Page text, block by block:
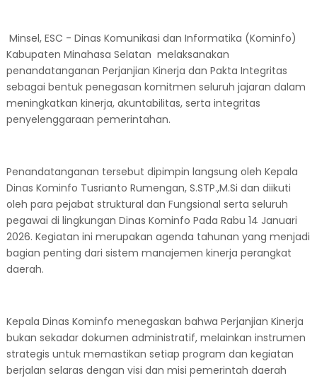
Minsel, ESC - Dinas Komunikasi dan Informatika (Kominfo)
Kabupaten Minahasa Selatan melaksanakan
penandatanganan Perjanjian Kinerja dan Pakta Integritas
sebagai bentuk penegasan komitmen seluruh jajaran dalam
meningkatkan kinerja, akuntabilitas, serta integritas
penyelenggaraan pemerintahan.
Penandatanganan tersebut dipimpin langsung oleh Kepala
Dinas Kominfo Tusrianto Rumengan, S.STP.,M.Si dan diikuti
oleh para pejabat struktural dan Fungsional serta seluruh
pegawai di lingkungan Dinas Kominfo Pada Rabu 14 Januari
2026. Kegiatan ini merupakan agenda tahunan yang menjadi
bagian penting dari sistem manajemen kinerja perangkat
daerah.
Kepala Dinas Kominfo menegaskan bahwa Perjanjian Kinerja
bukan sekadar dokumen administratif, melainkan instrumen
strategis untuk memastikan setiap program dan kegiatan
berjalan selaras dengan visi dan misi pemerintah daerah